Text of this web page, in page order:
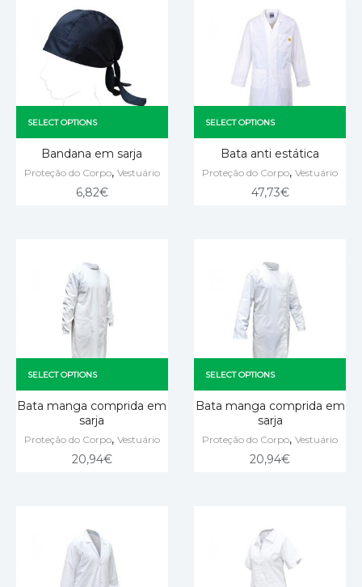
SELECT OPTIONS
Bandana em sarja
Proteção do Corpo, Vestuário
6,82€
SELECT OPTIONS
Bata anti estática
Proteção do Corpo,Vestuário
47,73€
SELECT OPTIONS
Bata manga comprida em
sarja
Proteção do Corpo, Vestuário
20,94€
SELECT OPTIONS
Bata manga comprida em
sarja
Proteção do Corpo,Vestuário
20,94€